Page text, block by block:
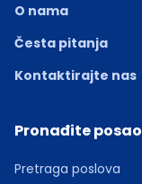
O nama
Česta pitanja
Kontaktirajte nas
Pronađite posao
Pretraga poslova